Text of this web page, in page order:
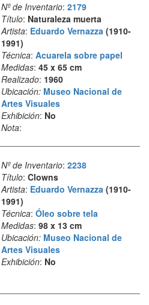
Nº de Inventario: 2179
Título: Naturaleza muerta
Artista: Eduardo Vernazza(1910-
1991)
Técnica: Acuarela sobre papel
Medidas: 45 x 65 cm
Realizado: 1960
Ubicación: Museo Nacional de
Artes Visuales
Exhibición: No
Nota:
Nº de Inventario: 2238
Título: Clowns
Artista: Eduardo Vernazza(1910-
1991)
Técnica: Óleo sobre tela
Medidas: 98 x 13 cm
Ubicación: Museo Nacional de
Artes Visuales
Exhibición: No